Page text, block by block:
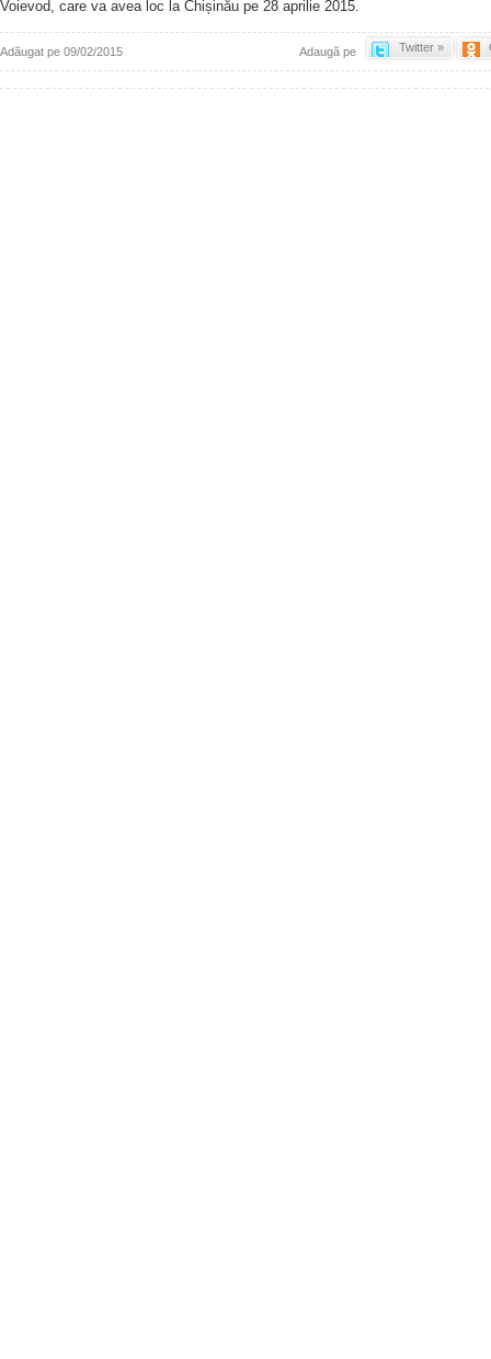
Voievod, care va avea loc la Chișinău pe 28 aprilie 2015.
Adăugat pe 09/02/2015 Twitter »
Adaugă pe